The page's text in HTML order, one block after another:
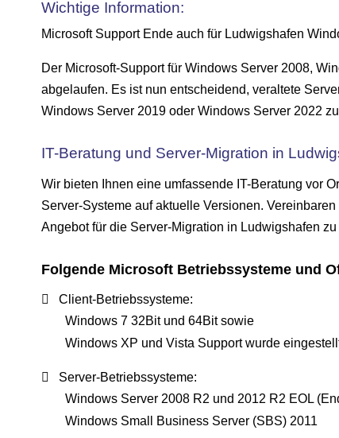
Wichtige Information:
Microsoft Support Ende auch für Ludwigshafen
Der Microsoft-Support für Windows Server 2008,
abgelaufen. Es ist nun entscheidend, veraltete
Windows Server 2019 oder Windows Server 2022
IT-Beratung und Server-Migration in
Wir bieten Ihnen eine umfassende IT-Beratung vor
Server-Systeme auf aktuelle Versionen.
Angebot für die Server-Migration in Ludwigshafen zu
Folgende Microsoft Betriebssysteme und
Client-Betriebssysteme:
Windows 7 32Bit und 64Bit sowie
Windows XP und Vista Support wurde
Server-Betriebssysteme:
Windows Server 2008 R2 und 2012 R2 EOL
Windows Small Business Server (SBS) 2011